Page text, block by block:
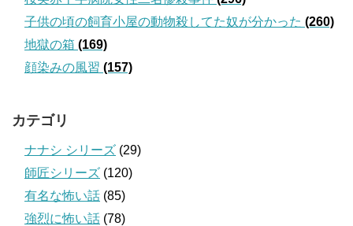
子供の頃の飼育小屋の動物殺してた奴が分かった (260)
地獄の箱 (169)
顔染みの風習 (157)
カテゴリ
ナナシ シリーズ (29)
師匠シリーズ (120)
有名な怖い話 (85)
強烈に怖い話 (78)